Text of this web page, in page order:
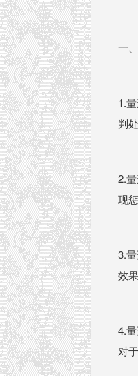
一
1.
判
2.
现
3.
效
4.
对